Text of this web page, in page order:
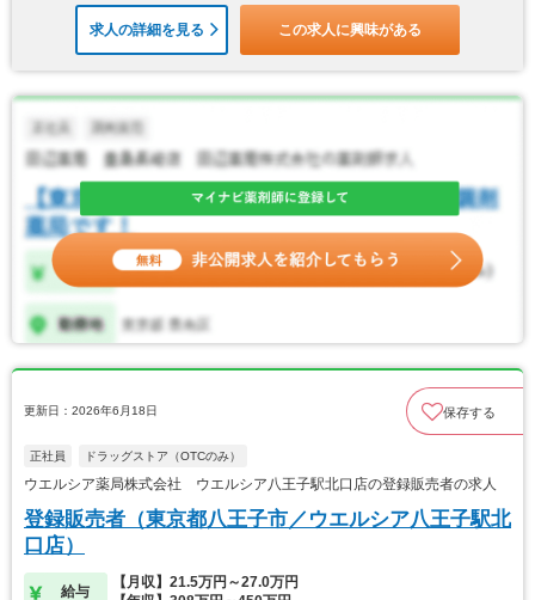
求人の詳細を見る この求人に興味がある
更新日：2026年6月18日 保存する
正社員 ドラッグストア（OTCのみ）
ウエルシア薬局株式会社 ウエルシア八王子駅北口店の登録販売者の求人
登録販売者（東京都八王子市／ウエルシア八王子駅北
口店）
給与
【月収】21.5万円～27.0万円